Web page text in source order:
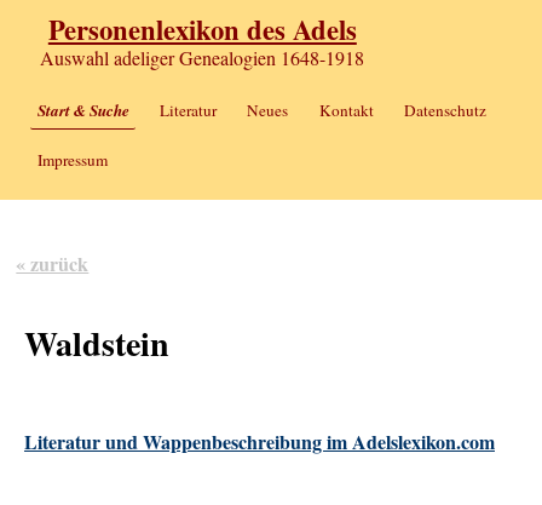
Personenlexikon des Adels
Auswahl adeliger Genealogien 1648-1918
Start & Suche Literatur Neues Kontakt Datenschutz
Impressum
« zurück
Waldstein
Literatur und Wappenbeschreibung im Adelslexikon.com